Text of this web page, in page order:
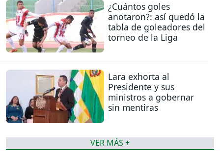
¿Cuántos goles
anotaron?: así quedó la
tabla de goleadores del
torneo de la Liga
Lara exhorta al
Presidente y sus
ministros a gobernar
sin mentiras
VER MÁS +